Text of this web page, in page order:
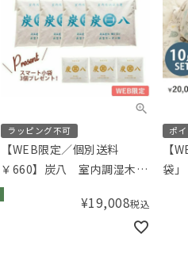
ラッピング不可
【WEB限定／個別送料
￥660】炭八 室内調湿木炭
8個セット スマート小袋3個
¥19,008税込
ポ
【
袋